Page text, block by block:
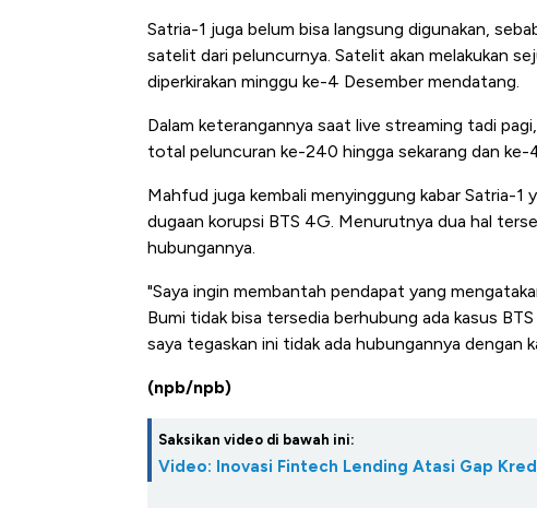
Satria-1 juga belum bisa langsung digunakan,
satelit dari peluncurnya. Satelit akan melakukan
diperkirakan minggu ke-4 Desember mendatang.
Dalam keterangannya saat live streaming tadi
total peluncuran ke-240 hingga sekarang dan ke-
Mahfud juga kembali menyinggung kabar Satria-1
dugaan korupsi BTS 4G. Menurutnya dua hal
hubungannya.
"Saya ingin membantah pendapat yang
Bumi tidak bisa tersedia berhubung ada kasus
saya tegaskan ini tidak ada hubungannya dengan
(npb/npb)
Saksikan video di bawah ini:
Video: Inovasi Fintech Lending Atasi Gap